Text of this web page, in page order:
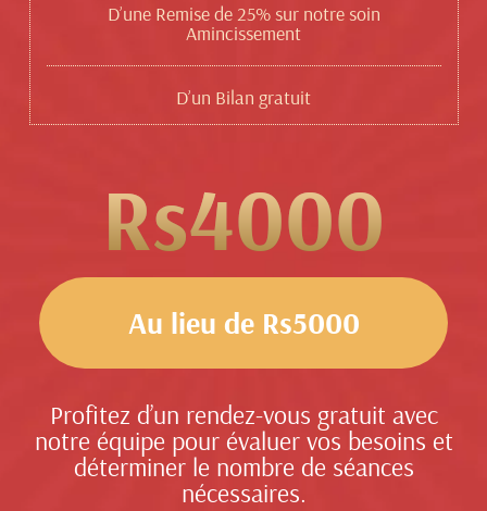
D’une Remise de 25% sur notre soin
Amincissement
D’un Bilan gratuit
Rs4000
Au lieu de Rs5000
Profitez d’un rendez-vous gratuit avec
notre équipe pour évaluer vos besoins et
déterminer le nombre de séances
nécessaires.